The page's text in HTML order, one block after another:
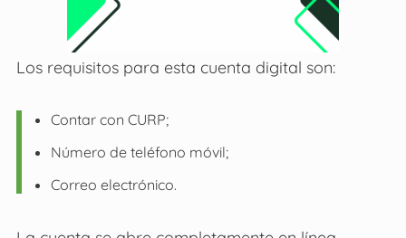
Los requisitos para esta cuenta digital son:
Contar con CURP;
Número de teléfono móvil;
Correo electrónico.